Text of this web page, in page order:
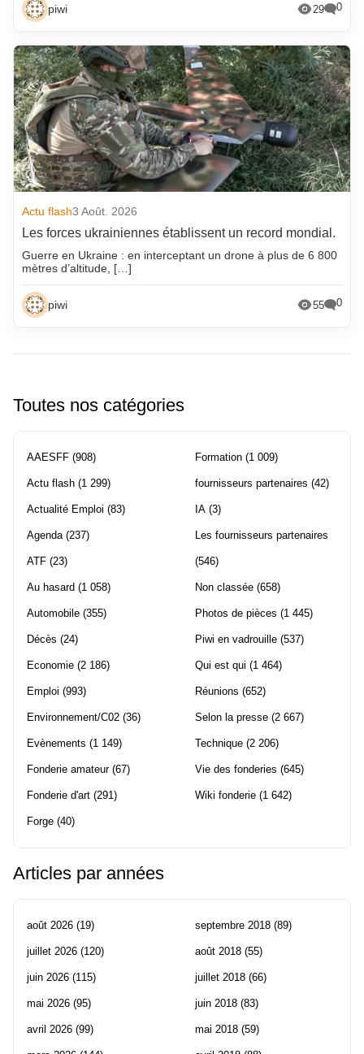
piwi 29 0
Actu flash3 Août. 2026
Les forces ukrainiennes établissent un record mondial.
Guerre en Ukraine : en interceptant un drone à plus de 6 800
mètres d’altitude, […]
piwi 55 0
Toutes nos catégories
AAESFF (908)
Actu flash (1 299)
Actualité Emploi (83)
Agenda(237)
ATF (23)
Au hasard (1 058)
Automobile (355)
Décès (24)
Economie (2 186)
Emploi (993)
Environnement/C02 (36)
Evènements (1 149)
Fonderie amateur(67)
Fonderie d'art (291)
Forge (40)
Formation (1 009)
fournisseurs partenaires (42)
IA (3)
Les fournisseurs partenaires
(546)
Non classée (658)
Photos de pièces (1 445)
Piwi en vadrouille (537)
Qui est qui (1 464)
Réunions (652)
Selon la presse (2 667)
Technique (2 206)
Vie des fonderies (645)
Wiki fonderie (1 642)
Articles par années
août 2026 (19)
juillet 2026 (120)
juin 2026 (115)
mai 2026 (95)
avril 2026 (99)
septembre 2018 (89)
août 2018 (55)
juillet 2018 (66)
juin 2018 (83)
mai 2018 (59)